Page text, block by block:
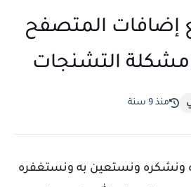
إضافات المتصفح
مشكلة التشنجات
منذ 9 سنة
ونشكره ونستعين به ونستغفره